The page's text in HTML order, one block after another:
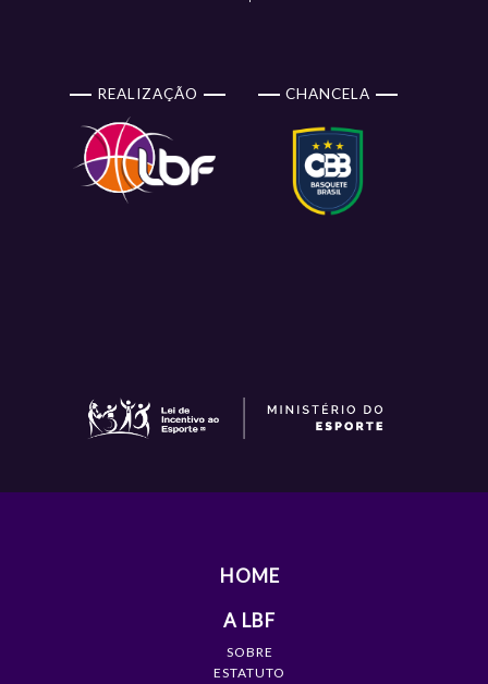
REALIZAÇÃO CHANCELA
HOME
A LBF
SOBRE
ESTATUTO